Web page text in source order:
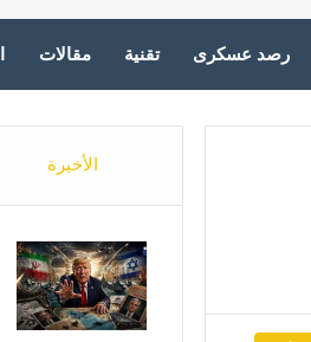
رصد عسكرى تقنية مقالات
الأخيرة